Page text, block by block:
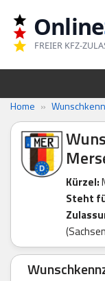
Zum
Inhalt
springen
Online
FREIER KFZ-
Home »
Kürzel:
Steht